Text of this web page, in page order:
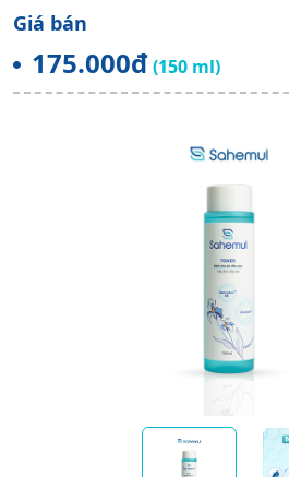
Giá bán
175.000đ(150 ml)